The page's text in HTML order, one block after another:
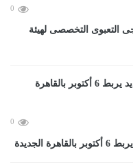
0
التعبوى التخصصى لهيئة
0